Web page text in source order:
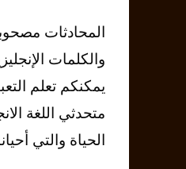
المحادثات
والكلمات
يمكنكم تعلم
متحدثي اللغة
الحياة والتي